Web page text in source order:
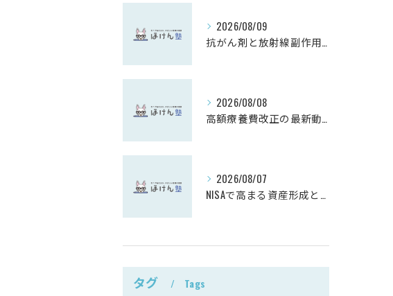
2026/08/09
抗がん剤と放射線副作用の保険対策
2026/08/08
高額療養費改正の最新動向解説
2026/08/07
NISAで高まる資産形成と投資意識
タグ Tags